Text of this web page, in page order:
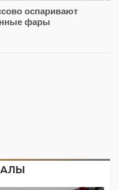
оспаривают
фары